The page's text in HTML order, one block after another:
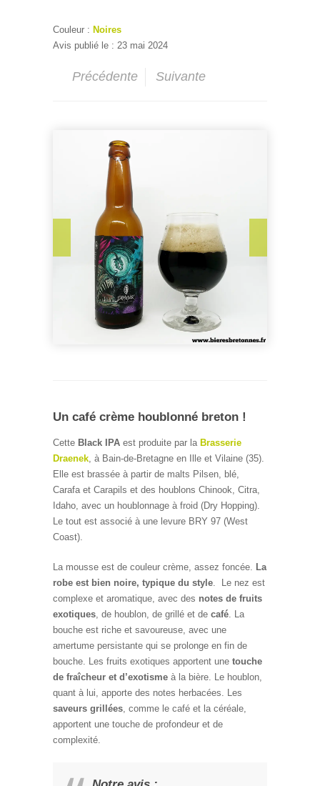
Couleur : Noires
Avis publié le : 23 mai 2024
Précédente Suivante
Un café crème houblonné breton !
Cette Black IPA est produite par la Brasserie
Draenek, à Bain-de-Bretagne en Ille et Vilaine (35).
Elle est brassée à partir de malts Pilsen, blé,
Carafa et Carapils et des houblons Chinook, Citra,
Idaho, avec un houblonnage à froid (Dry Hopping).
Le tout est associé à une levure BRY 97 (West
Coast).
La mousse est de couleur crème, assez foncée. La
robe est bien noire, typique du style. Le nez est
complexe et aromatique, avec des notes de fruits
exotiques, de houblon, de grillé et de café. La
bouche est riche et savoureuse, avec une
amertume persistante qui se prolonge en fin de
bouche. Les fruits exotiques apportent une touche
de fraîcheur et d’exotisme à la bière. Le houblon,
quant à lui, apporte des notes herbacées. Les
saveurs grillées, comme le café et la céréale,
apportent une touche de profondeur et de
complexité.